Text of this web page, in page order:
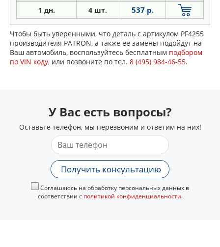
1 дн. 4 шт. 537 р.
Чтобы быть уверенными, что деталь с артикулом PF4255
производителя PATRON, а также ее замены подойдут на
Ваш автомобиль, воспользуйтесь бесплатным подбором
по VIN коду, или позвоните по тел. 8 (495) 984-46-55.
У Вас есть вопросы?
Оставьте телефон, мы перезвоним и ответим на них!
Получить консультацию
Соглашаюсь на обработку персональных данных в
соответствии с политикой конфиденциальности.